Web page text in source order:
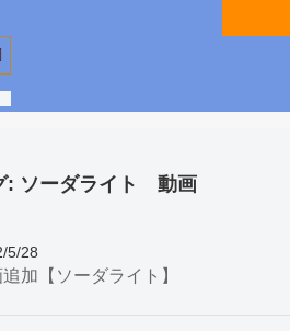
: ソーダライト 動画
5/28
加【ソーダライト】